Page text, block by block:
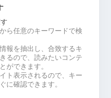
ら任意のキーワードで検
報を抽出し、合致するキ
るので、読みたいコンテ
ができます。
ト表示されるので、キー
に確認できます。